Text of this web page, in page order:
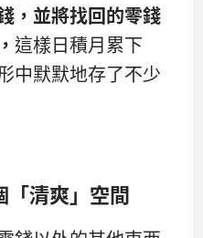
， 並將找回的零錢
這樣日積月累下
中默默地存了不少
「清爽」空間